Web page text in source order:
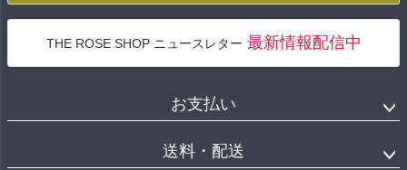
THE ROSE SHOP ニュースレター 最新情報配信中
お支払い
送料・配送